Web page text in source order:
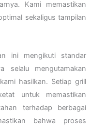
Kami memastikan
sekaligus tampilan
ini mengikuti standar
selalu mengutamakan
hasilkan. Setiap grill
untuk memastikan
terhadap berbagai
bahwa proses